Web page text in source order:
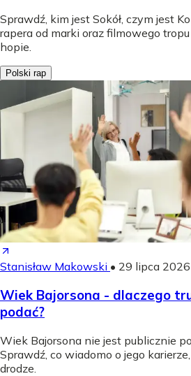
Sprawdź, kim jest Sokół, czym jest
rapera od marki oraz filmowego
hopie.
Polski rap
Stanisław Makowski • 29 lipca 2026
Wiek Bajorsona - dlaczego
podać?
Wiek Bajorsona nie jest publicznie
Sprawdź, co wiadomo o jego
drodze.